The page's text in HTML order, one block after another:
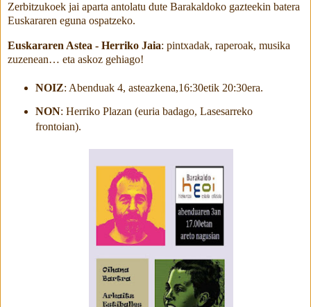
Zerbitzukoek jai aparta antolatu dute Barakaldoko gazteekin batera
Euskararen eguna ospatzeko.
Euskararen Astea - Herriko Jaia: pintxadak, raperoak, musika
zuzenean… eta askoz gehiago!
NOIZ: Abenduak 4, asteazkena,16:30etik 20:30era.
NON: Herriko Plazan (euria badago, Lasesarreko
frontoian).